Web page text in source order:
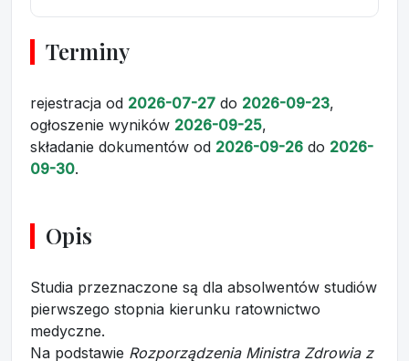
Terminy
rejestracja od 2026-07-27 do 2026-09-23,
ogłoszenie wyników 2026-09-25,
składanie dokumentów od 2026-09-26 do 2026-
09-30.
Opis
Studia przeznaczone są dla absolwentów studiów
pierwszego stopnia kierunku ratownictwo
medyczne.
Na podstawie Rozporządzenia Ministra Zdrowia z